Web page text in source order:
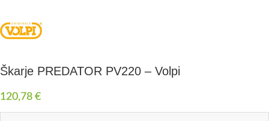
Škarje PREDATOR PV220 – Volpi
120,78 €